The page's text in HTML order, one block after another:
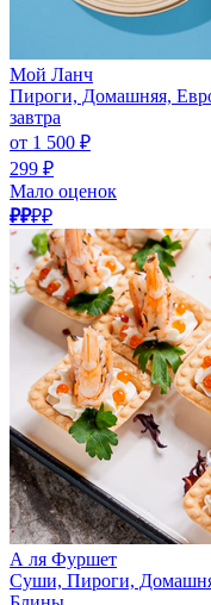
Мой Ланч
Пироги, Домашняя,
завтра
от 1 500 ₽
299 ₽
Мало оценок
₽₽₽₽
А ля Фуршет
Суши, Пироги,